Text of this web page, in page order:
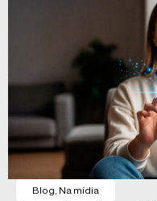
Blog Na mídia